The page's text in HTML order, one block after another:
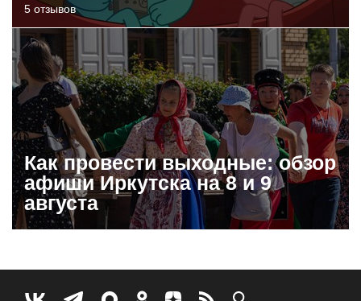
5 отзывов
Как провести выходные: обзор
афиши Иркутска на 8 и 9
августа